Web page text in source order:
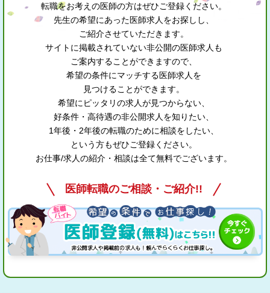
転職をお考えの医師の方はぜひご登録ください。
先生の希望にあった医師求人をお探しし、
ご紹介させていただきます。
サイトに掲載されていない非公開の医師求人も
ご案内することができますので、
希望の条件にマッチする医師求人を
見つけることができます。
希望にピッタリの求人が見つからない、
好条件・高待遇の非公開求人を知りたい、
1年後・2年後の転職のために相談をしたい、
という方もぜひご登録ください。
お仕事/求人の紹介・相談は全て無料でございます。
医師転職のご相談・ご紹介!!